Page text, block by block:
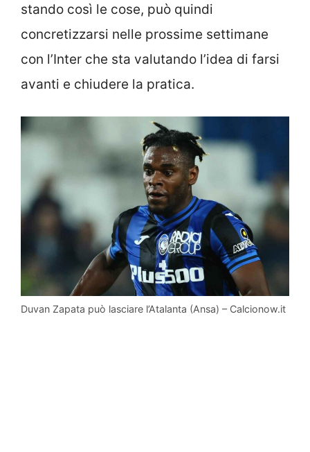
stando così le cose, può quindi
concretizzarsi nelle prossime settimane
con l’Inter che sta valutando l’idea di farsi
avanti e chiudere la pratica.
Duvan Zapata può lasciare l’Atalanta (Ansa) – Calcionow.it